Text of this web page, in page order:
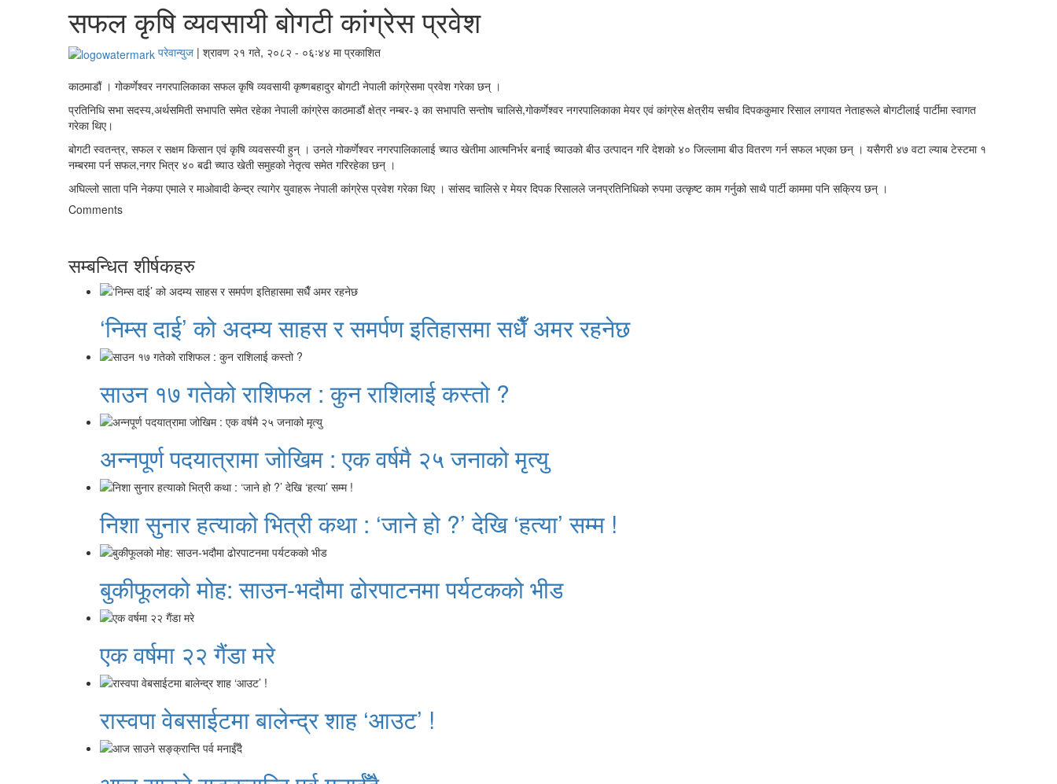
सफल कृषि व्यवसायी बोगटी कांग्रेस प्रवेश
परेवान्युज | श्रावण २१ गते, २०८२ - ०६ः४४ मा प्रकाशित
काठमाडौं । गोकर्णेश्वर नगरपालिकाका सफल कृषि व्यवसायी कृष्णबहादुर बोगटी नेपाली कांग्रेसमा प्रवेश गरेका छन् ।
प्रतिनिधि सभा सदस्य,अर्थसमिती सभापति समेत रहेका नेपाली कांग्रेस काठमाडौं क्षेत्र नम्बर-३ का सभापति सन्तोष चालिसे,गोकर्णेश्वर नगरपालिकाका मेयर एवं कांग्रेस क्षेत्रीय सचीव दिपककुमार रिसाल लगायत नेताहरूले बोगटीलाई पार्टीमा स्वागत
गरेका थिए।
बोगटी स्वतन्त्र, सफल र सक्षम किसान एवं कृषि व्यवसस्यी हुन् । उनले गोकर्णेश्वर नगरपालिकालाई च्याउ खेतीमा आत्मनिर्भर बनाई च्याउको बीउ उत्पादन गरि देशको ४० जिल्लामा बीउ वितरण गर्न सफल भएका छन् । यसैगरी ४७ वटा ल्याब टेस्टमा १
नम्बरमा पर्न सफल,नगर भित्र ४० बढी च्याउ खेती समुहको नेतृत्व समेत गरिरहेका छन् ।
अघिल्लो साता पनि नेकपा एमाले र माओवादी केन्द्र त्यागेर युवाहरू नेपाली कांग्रेस प्रवेश गरेका थिए । सांसद चालिसे र मेयर दिपक रिसालले जनप्रतिनिधिको रुपमा उत्कृष्ट काम गर्नुको साथै पार्टी काममा पनि सक्रिय छन् ।
Comments
सम्बन्धित शीर्षकहरु
‘निम्स दाई’ को अदम्य साहस र समर्पण इतिहासमा सधैँ अमर रहनेछ
साउन १७ गतेको राशिफल : कुन राशिलाई कस्तो ?
अन्नपूर्ण पदयात्रामा जोखिम : एक वर्षमै २५ जनाको मृत्यु
निशा सुनार हत्याको भित्री कथा : ‘जाने हो ?’ देखि ‘हत्या’ सम्म !
बुकीफूलको मोह: साउन-भदौमा ढोरपाटनमा पर्यटकको भीड
एक वर्षमा २२ गैंडा मरे
रास्वपा वेबसाईटमा बालेन्द्र शाह ‘आउट’ !